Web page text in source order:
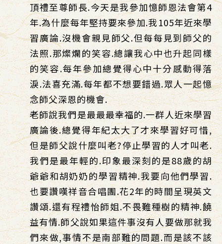
頂禮至尊師長.今天是我參加憶師恩法會第4
年.為什麼每年堅持要來參加.我105年近來學
習廣論.沒機會親見師父.但每每見到師父的
法照.那燦爛的笑容.總讓我心中也升起同樣
的笑容.每年參加總覺得心中十分感動得落
淚.法喜充滿.每年都不想要錯過.眾人一起憶
念師父深恩的機會.
老師說我們是最最最幸福的.一群人近來學習
廣論後.總覺得年紀太大了才來學習好可惜,
但是師父說什麼叫老?停止學習的人才叫老.
我們是最年輕的.印象最深刻的是88歲的胡
爺爺和胡奶奶的學習精神.我要向他們學習.
也要讚嘆祥音合唱團.花2年的時間呈現英文
讚頌.還有程禮怡師姐.不畏難種樹的精神.饒
益有情.師父說如果這件事沒有人要做那就我
們來做,事情不是南部難的問題.而是該不該